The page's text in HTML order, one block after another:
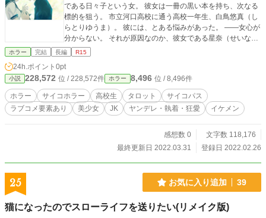
である日々子という女。 彼女は一冊の黒い本を持ち、次なる
標的を狙う。 市立河口高校に通う高校一年生、白鳥悠真（し
らとりゆうま）。 彼には、とある悩みがあった。 ――女心が
分からない。 それが原因なのか、彼女である星奈（せいな）
が最近、冷たいのだ。 苦労して付き合ったばかり。別れたく
てもらうことにした。 しかしその日の帰り道。 悠真は恐ろし
い見た目をした女に「本を寄越せ」と迫られ、ショックで気
絶してしまう。 その後意識を取り戻すが、彼の隣りには何故
か紅莉の姿があった。 鏡の中の彼から影が消えており、焦る
悠真。 何か事情を知っている様子の紅莉は「このままだと八
ットまでに【悪魔の愛読書】と呼ばれる六冊の本を全て集め
るか、元凶の女を見つけ出すしかない。 仕方なく紅莉と共に
語は、法律・法令に反する行為を容認・推奨するものではあ
ホラー 完結 長編 R15
24h.ポイント 0pt
小説 228,572 位 / 228,572件 ホラー 8,496 位 / 8,496件
ホラー サイコホラー 高校生 タロット
サイコパス
ラブコメ要素あり
美少女 JK ヤンデレ・執着・狂愛 イケメン
感想数 0
文字数 118,176
最終更新日 2022.03.31
登録日 2022.02.26
25 お気に入り追加 39
猫になったのでスローライフを送りたい(リメイク版)